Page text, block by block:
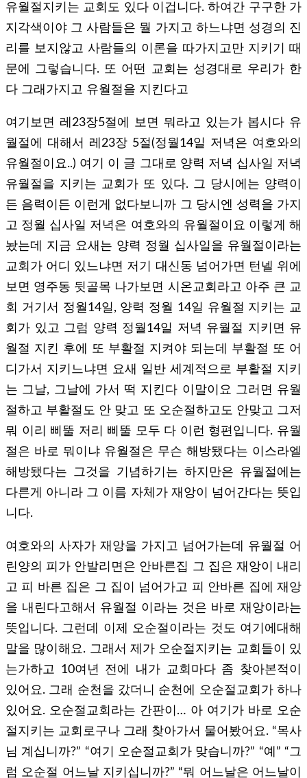
유월절지키는 교회도 있다 이겁니다. 하여간 구구한 가
지각색이야 그 사람들은 뭘 가지고 하느냐면 성경의 진
리를 보지않고 사람들의 이론을 따가지고만 지키기 때
문에 그렇습니다. 또 어떤 교회는 성경대로 우리가 한
다 그래가지고 유월절을 지킨다고
여기보면 레23장5절에 보면 뭐라고 있는가 봅시다 유
월절에 대해서 레23장 5절(정월14일 저녁은 여호와의
유월절이요..) 여기 이 글 그대로 양력 저녁 십사일 저녁
유월절을 지키는 교회가 또 있다. 그 당시에는 양력이
든 음력이든 이런게 없다보니까 그 당시엔 성력을 가지
고 정월 십사일 저녁은 여호와의 유월절이요 이렇게 해
놨는데 지금 요새는 양력 정월 십사일을 유월절이라는
교회가 어디 있느냐면 저기 대신동 넘어가면 턴넬 위에
보면 영주동 뒷골목 나가보면 시온교회라고 아주 큰 교
회 거기서 정월14일, 양력 정월 14일 유월절 지키는 교
회가 있고 그럼 양력 정월14일 저녁 유월절 지키면 유
월절 지킨 후에 또 부활절 지켜야 되는데 부활절 또 어
디가서 지키느냐면 요새 일반 세계적으로 부활절 지키
는 그날, 그날에 가서 떡 지킨다 이말이요 그러면 유월
절하고 부활절도 안 맞고 또 오순절하고도 안맞고 그저
뭐 이리 삐뚤 저리 삐뚤 모두 다 이런 형편입니다. 유월
절은 바로 뭐이냐 유월절은 무슨 해방됐다는 이스라엘
해방됐다는 그것을 기념하기는 하지만은 유월절에는
다른게 아니라 그 이름 자체가 재앙이 넘어간다는 뜻입
니다.
여호와의 사자가 재앙을 가지고 넘어가는데 유월절 어
린양의 피가 안발리면은 안바른집 그 집은 재앙이 내리
고 피 바른 집은 그 집이 넘어가고 피 안바른 집에 재앙
을 내린다고해서 유월절 이라는 것은 바로 재앙이라는
뜻입니다. 그런데 이제 오순절이라는 것도 여기에대해
말을 많이해요. 그래서 제가 오순절지키는 교회들이 있
는가하고 10여년 전에 내가 교회마다 좀 찾아본적이
있어요. 그래 순천을 갔더니 순천에 오순절교회가 하나
있어요. 오순절교회라는 간판이… 아 여기가 바로 오순
절지키는 교회로구나 그래 찾아가서 물어봤어요. “목사
님 계십니까?” “여기 오순절교회가 맞습니까?” “예” “그
럼 오순절 어느날 지키십니까?” “뭐 어느날은 어느날이